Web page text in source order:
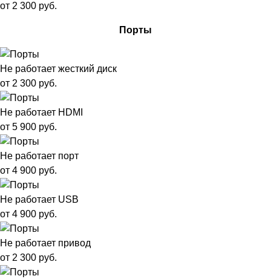
от 2 300 руб.
Порты
Не работает жесткий диск
от 2 300 руб.
Не работает HDMI
от 5 900 руб.
Не работает порт
от 4 900 руб.
Не работает USB
от 4 900 руб.
Не работает привод
от 2 300 руб.